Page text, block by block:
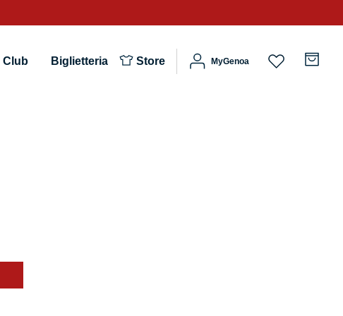
Club Biglietteria Store MyGenoa